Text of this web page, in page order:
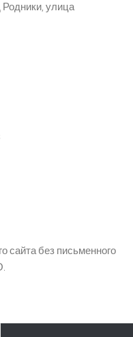
Родники, улица
сайта без письменного